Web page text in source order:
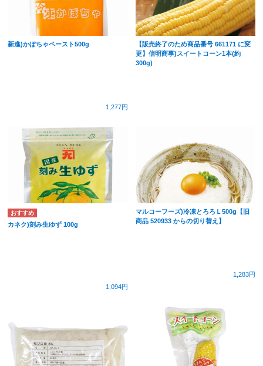
新進)かぼちゃペースト500g
1,277円
【販売終了のため商品番号 661171 に変
更】信明商事)スイートコーン1本(約
300g)
カネク)刻み生ゆず 100g
1,094円
マルコーフーズ)冷凍とろろＬ500g【旧
商品 520933 からの切り替え】
1,283円